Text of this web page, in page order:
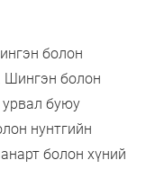
болон
Шингэн болон
урвал буюу
нунтгийн
болон хүний